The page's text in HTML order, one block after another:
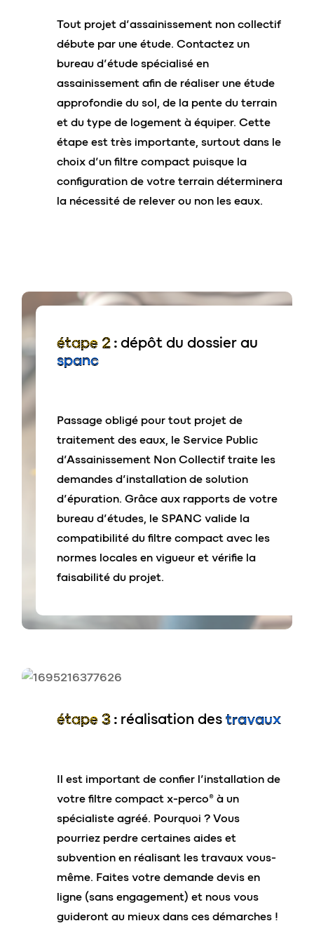
Parfaite pour les plus petits terrains
Terrassement réduit et peu invasif
Préserve votre terrain pour d’autres
utilisations
Plus de 10 ans d’existence et
15.000 installations en France
Filtre compact le plus certifié du
marché
vos avantages :
Des performances démontrées pour
protéger votre environnement
Entretien simple et peu coûteux
Vidange tous les 3 ans**
Traitement sans électricité
Nombre de couvercles limité
vos avantages :
eaux)
x-perco®opti
Coûts optimisés
x-perco®multi
De 6 à 20 EH
2 cuves en ligne jusqu’à 14 EH
3 cuves en Y jusqu’à 20 EH
Sortie haute possible avec poste de
relevage externe
x-perco®roto
Garantie sans déformation
Résistance à l’écrasement
Tout projet d’assainissement non collectif
débute par une étude. Contactez un
bureau d’étude spécialisé en
assainissement afin de réaliser une étude
approfondie du sol, de la pente du terrain
et du type de logement à équiper. Cette
étape est très importante, surtout dans le
choix d’un filtre compact puisque la
configuration de votre terrain déterminera
la nécessité de relever ou non les eaux.
étape 2 : dépôt du dossier au
spanc
Passage obligé pour tout projet de
traitement des eaux, le Service Public
d’Assainissement Non Collectif traite les
demandes d’installation de solution
d’épuration. Grâce aux rapports de votre
bureau d’études, le SPANC valide la
compatibilité du filtre compact avec les
normes locales en vigueur et vérifie la
faisabilité du projet.
étape 3 : réalisation des travaux
Il est important de confier l’installation de
votre filtre compact x-perco® à un
spécialiste agréé. Pourquoi ? Vous
pourriez perdre certaines aides et
subvention en réalisant les travaux vous-
même. Faites votre demande devis en
ligne (sans engagement) et nous vous
guideront au mieux dans ces démarches !